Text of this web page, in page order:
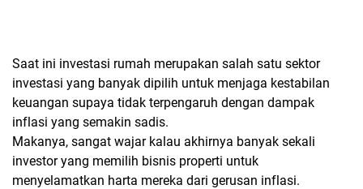
Saat ini investasi rumah merupakan salah satu sektor
investasi yang banyak dipilih untuk menjaga kestabilan
keuangan supaya tidak terpengaruh dengan dampak
inflasi yang semakin sadis.
Makanya, sangat wajar kalau akhirnya banyak sekali
investor yang memilih bisnis properti untuk
menyelamatkan harta mereka dari gerusan inflasi.